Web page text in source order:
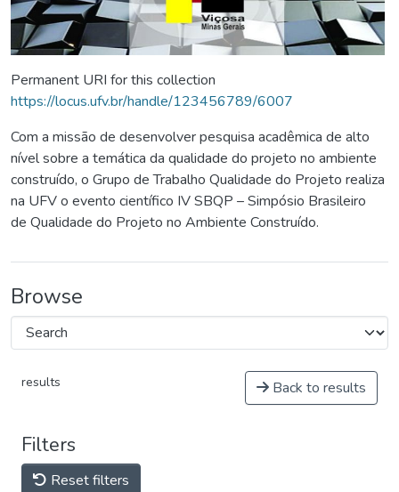
Permanent URI for this collection
https://locus.ufv.br/handle/123456789/6007
Com a missão de desenvolver pesquisa acadêmica de alto
nível sobre a temática da qualidade do projeto no ambiente
construído, o Grupo de Trabalho Qualidade do Projeto realiza
na UFV o evento científico IV SBQP – Simpósio Brasileiro
de Qualidade do Projeto no Ambiente Construído.
Browse
results Back to results
Filters
Reset filters